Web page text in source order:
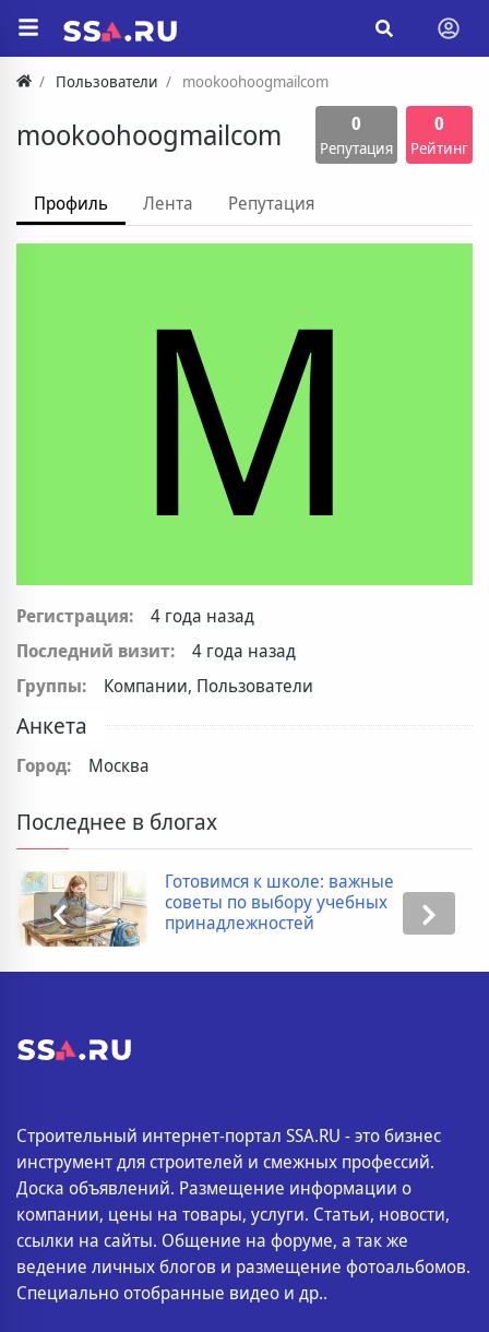
Пользователи mookoohoogmailcom
mookoohoogmailcom 0
Репутация
0
Рейтинг
Профиль Лента Репутация
M
Регистрация:
4 года назад
Последний визит:
4 года назад
Группы:
Компании, Пользователи
Анкета
Город: Москва
Последнее в блогах
Готовимся к школе: важные
советы по выбору учебных
принадлежностей
Строительный интернет-портал SSA.RU - это бизнес
инструмент для строителей и смежных профессий.
Доска объявлений. Размещение информации о
компании, цены на товары, услуги. Статьи, новости,
ссылки на сайты. Общение на форуме, а так же
ведение личных блогов и размещение фотоальбомов.
Специально отобранные видео и др..